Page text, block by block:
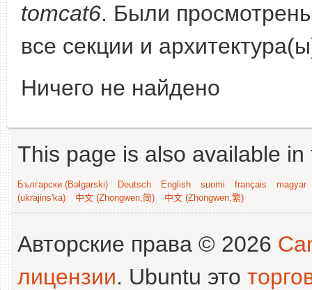
tomcat6. Были
все секции и
Ничего не найдено
This page is also available
Български (Bəlgarski) Deutsch English suomi français
magyar
(ukrajins'ka)
中文 (Zhongwen,简) 中文 (Zhongwen,繁)
Авторские права © 2026
лицензии. Ubuntu это